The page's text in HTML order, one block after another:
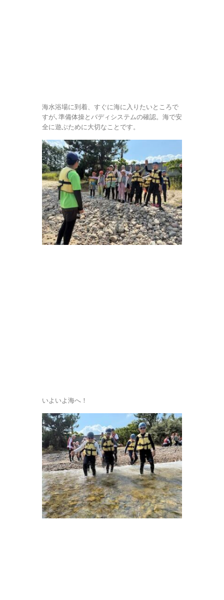
海水浴場に到着、すぐに海に入りたいところで
すが､準備体操とバディシステムの確認。海で安
全に遊ぶために大切なことです。
いよいよ海へ！